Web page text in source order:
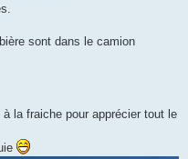
sont dans le camion
la fraiche pour apprécier tout le